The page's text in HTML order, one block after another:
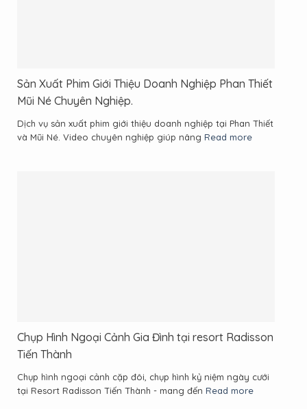
Sản Xuất Phim Giới Thiệu Doanh Nghiệp Phan Thiết
Mũi Né Chuyên Nghiệp.
Dịch vụ sản xuất phim giới thiệu doanh nghiệp tại Phan Thiết
và Mũi Né. Video chuyên nghiệp giúp nâng Read more
Chụp Hình Ngoại Cảnh Gia Đình tại resort Radisson
Tiến Thành
Chụp hình ngoại cảnh cặp đôi, chụp hình kỷ niệm ngày cưới
tại Resort Radisson Tiến Thành - mang đến Read more